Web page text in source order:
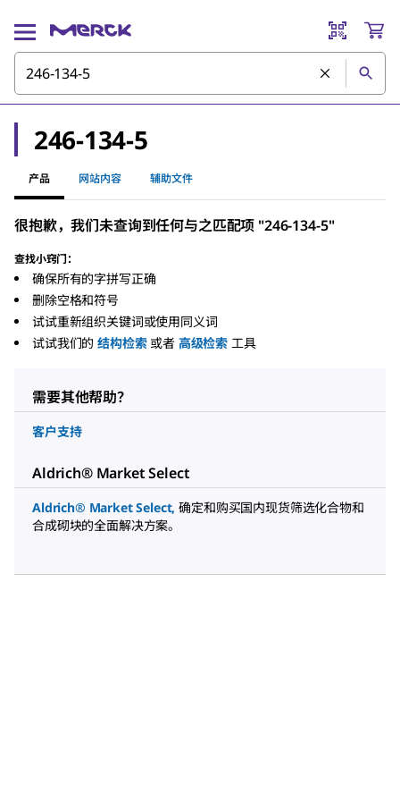
246-134-5
产品 网站内容 辅助文件
很抱歉，我们未查询到任何与之匹配项 "246-134-5"
查找小窍门：
确保所有的字拼写正确
删除空格和符号
试试重新组织关键词或使用同义词
试试我们的 结构检索 或者 高级检索 工具
需要其他帮助？
客户支持
Aldrich® Market Select
Aldrich® Market Select, 确定和购买国内现货筛选化合物和
合成砌块的全面解决方案。